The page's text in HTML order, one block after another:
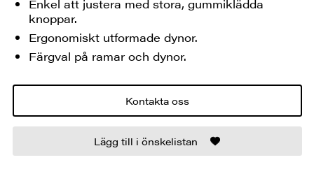
Enkel att justera med stora, gummiklädda
knoppar.
Ergonomiskt utformade dynor.
Färgval på ramar och dynor.
Kontakta oss
Lägg till i önskelistan